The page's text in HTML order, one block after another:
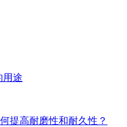
用途
提高耐磨性和耐久性？